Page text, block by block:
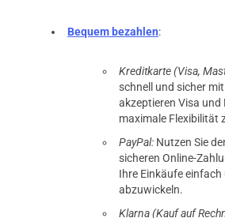
Bequem bezahlen:
Kreditkarte (Visa,
schnell und sicher
akzeptieren Visa
maximale Flexibilität
PayPal: Nutzen Sie
sicheren Online-
Ihre Einkäufe
abzuwickeln.
Klarna (Kauf auf